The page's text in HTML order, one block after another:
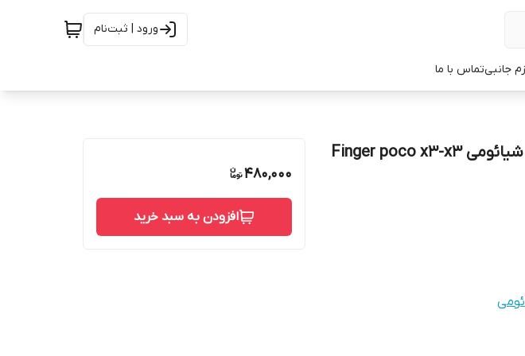
ورود | ثبت‌نام
جانبیتماس با ما
قیمت و خرید فلت اثر انگشت شیائومی Finger poco x3-x3
480,000
افزودن به سبد خرید